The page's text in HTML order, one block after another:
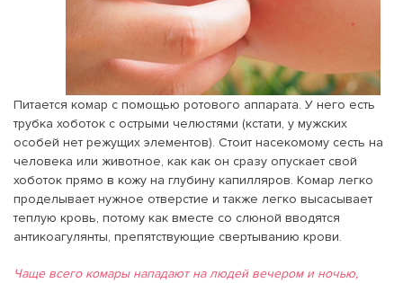
Питается комар с помощью ротового аппарата. У него есть
трубка хоботок с острыми челюстями (кстати, у мужских
особей нет режущих элементов). Стоит насекомому сесть на
человека или животное, как как он сразу опускает свой
хоботок прямо в кожу на глубину капилляров. Комар легко
проделывает нужное отверстие и также легко высасывает
теплую кровь, потому как вместе со слюной вводятся
антикоагулянты, препятствующие свертыванию крови.
Чаще всего комары нападают на людей вечером и ночью,